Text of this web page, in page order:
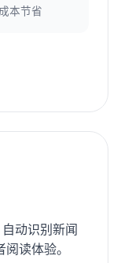
成本节省
动识别新闻
读体验。